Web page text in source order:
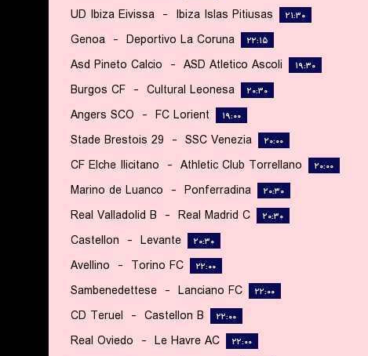
UD Ibiza Eivissa - Ibiza Islas Pitiusas ۲۱:۳۰
Genoa - Deportivo La Coruna ۲۲:۱۵
Asd Pineto Calcio - ASD Atletico Ascoli ۱۹:۳۰
Burgos CF - Cultural Leonesa ۲۰:۳۰
Angers SCO - FC Lorient ۱۹:۰۰
Stade Brestois 29 - SSC Venezia ۲۰:۰۰
CF Elche Ilicitano - Athletic Club Torrellano ۲۰:۰۰
Marino de Luanco - Ponferradina ۲۰:۳۰
Real Valladolid B - Real Madrid C ۲۰:۳۰
Castellon - Levante ۲۰:۳۰
Avellino - Torino FC ۲۲:۰۰
Sambenedettese - Lanciano FC ۲۲:۰۰
CD Teruel - Castellon B ۲۲:۰۰
Real Oviedo - Le Havre AC ۲۲:۰۰